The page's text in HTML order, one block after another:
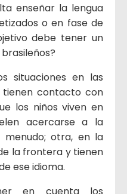
enseñar la lengua
o en fase de
debe tener un
situaciones en las
tienen contacto con
los niños viven en
acercarse a la
menudo; otra, en la
la frontera y tienen
ese idioma.
en cuenta los